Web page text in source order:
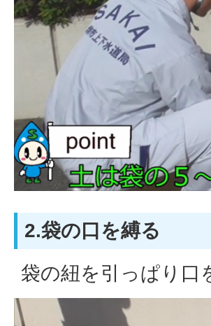
2.袋の口を縛る
袋の紐を引っぱり口